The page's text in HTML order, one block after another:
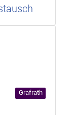
Grafrath